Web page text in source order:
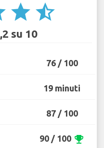
star star_half
su 10
76 / 100
19 minuti
87 / 100
90 / 100 emoji_events